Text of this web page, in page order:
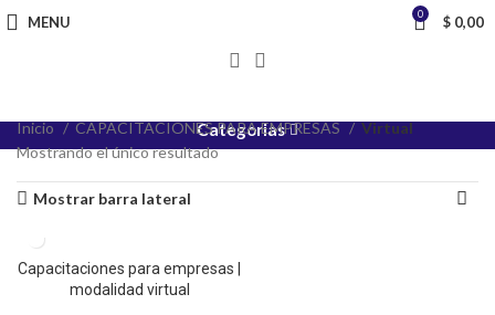
MENU 0 $ 0,00
Categorias
Inicio CAPACITACIONES PARA EMPRESAS
Virtual
Mostrando el único resultado
Mostrar barra lateral
Capacitaciones para empresas |
modalidad virtual